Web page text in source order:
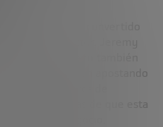
del sector. Jeremy
potencial, pero también
Salesforce están apostando
estuvieron cerca de
convencidas de que esta
de negocio.